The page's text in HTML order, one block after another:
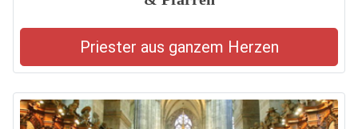
Priester aus ganzem Herzen